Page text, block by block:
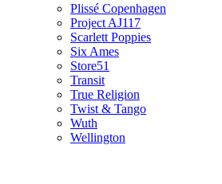
Plissé Copenhagen
Project AJ117
Scarlett Poppies
Six Ames
Store51
Transit
True Religion
Twist & Tango
Wuth
Wellington